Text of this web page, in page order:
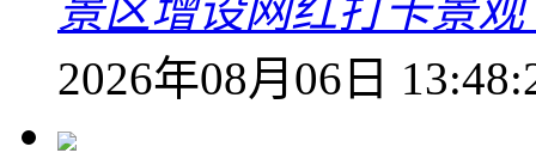
景区增设网红打卡景
2026年08月06日